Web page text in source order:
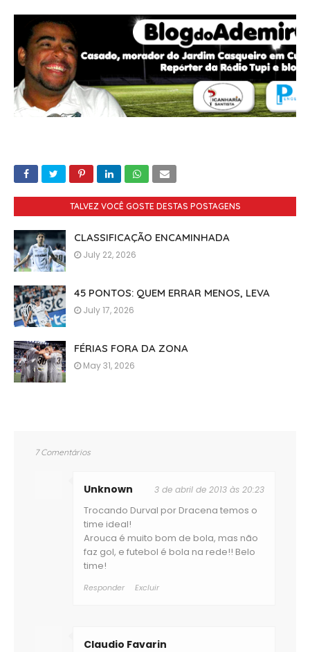
TALVEZ VOCÊ GOSTE DESTAS POSTAGENS
CLASSIFICAÇÃO ENCAMINHADA
July 22, 2026
45 PONTOS: QUEM ERRAR MENOS, LEVA
July 17, 2026
FÉRIAS FORA DA ZONA
May 31, 2026
7 Comentários
Unknown 3 de abril de 2013 às 20:23
Trocando Durval por Dracena temos o
time ideal!
Arouca é muito bom de bola, mas não
faz gol, e futebol é bola na rede!! Belo
time!
Responder Excluir
Claudio Favarin